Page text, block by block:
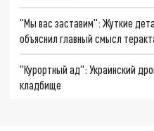
"Мы вас заставим": Жуткие
объяснил главный смысл
"Курортный ад": Украинский
кладбище